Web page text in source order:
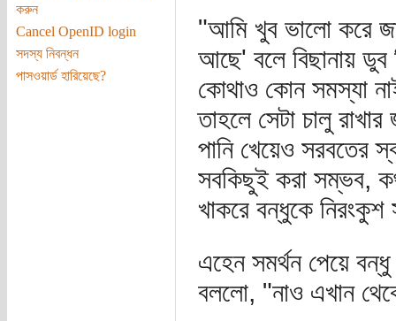
করুন
Cancel OpenID login
সদস্য নিবন্ধন
পাসওয়ার্ড হারিয়েছে?
"আমি খুব ভালো করে
আছে' বলে বিছানায় ডুব
কোথাও কোন সমস্যা
তাহলে সেটা চালু
পানি খেয়েও সরবতের
সবকিছুই করা সম্ভব,
খাকরে বন্ধুকে
এহেন সমর্থন পেয়ে
বললো, "নাও এখান